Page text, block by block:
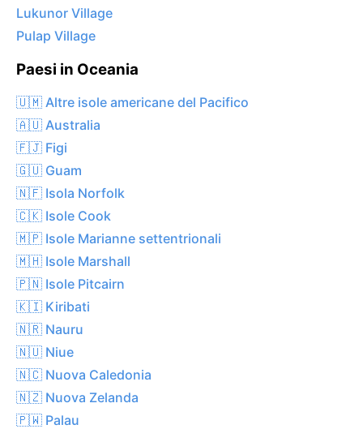
Lukunor Village
Pulap Village
Paesi in Oceania
🇺🇲 Altre isole americane del Pacifico
🇦🇺 Australia
🇫🇯 Figi
🇬🇺 Guam
🇳🇫 Isola Norfolk
🇨🇰 Isole Cook
🇲🇵 Isole Marianne settentrionali
🇲🇭 Isole Marshall
🇵🇳 Isole Pitcairn
🇰🇮 Kiribati
🇳🇷 Nauru
🇳🇺 Niue
🇳🇨 Nuova Caledonia
🇳🇿 Nuova Zelanda
🇵🇼 Palau